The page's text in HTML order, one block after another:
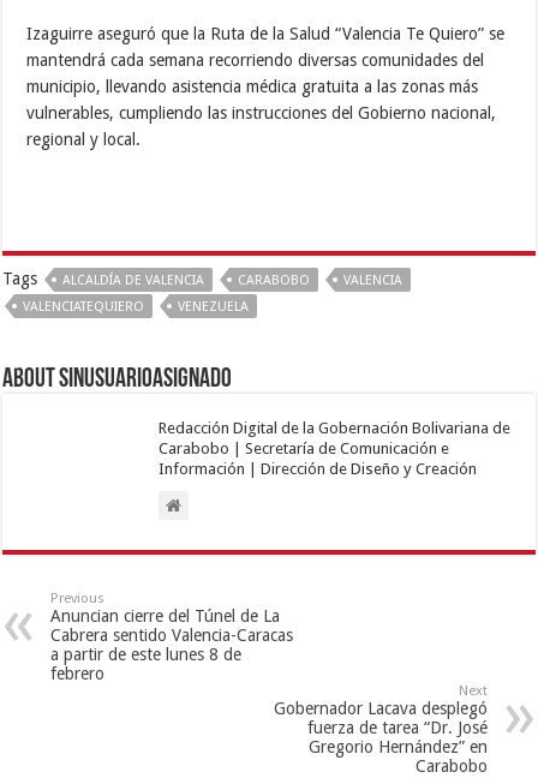
Izaguirre aseguró que la Ruta de la Salud “Valencia Te Quiero” se
mantendrá cada semana recorriendo diversas comunidades del
municipio, llevando asistencia médica gratuita a las zonas más
vulnerables, cumpliendo las instrucciones del Gobierno nacional,
regional y local.
Tags ALCALDÍA DE VALENCIA CARABOBO
VALENCIA
VALENCIATEQUIERO
VENEZUELA
About sinusuarioasignado
Redacción Digital de la Gobernación Bolivariana de
Carabobo | Secretaría de Comunicación e
Información | Dirección de Diseño y Creación
Previous
Anuncian cierre del Túnel de La
Cabrera sentido Valencia-Caracas
a partir de este lunes 8 de
febrero
Next
Gobernador Lacava desplegó
fuerza de tarea “Dr. José
Gregorio Hernández” en
Carabobo